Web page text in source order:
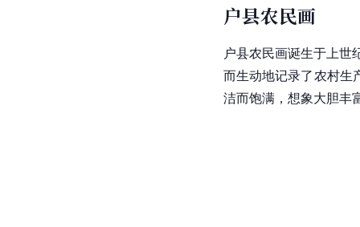
户县农民画
户县农民画诞生于上世
而生动地记录了农村生
洁而饱满，想象大胆丰